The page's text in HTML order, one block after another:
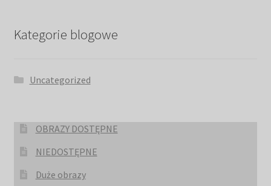
Kategorie blogowe
Uncategorized
OBRAZY DOSTĘPNE
NIEDOSTĘPNE
Duże obrazy